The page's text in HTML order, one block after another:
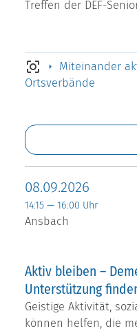
Treffen der DEF-
Miteinander
Ortsverbände
08.09.2026
14:15 — 16:00 Uhr
Ansbach
Aktiv bleiben –
Unterstützung
Geistige Aktivität,
können helfen, die